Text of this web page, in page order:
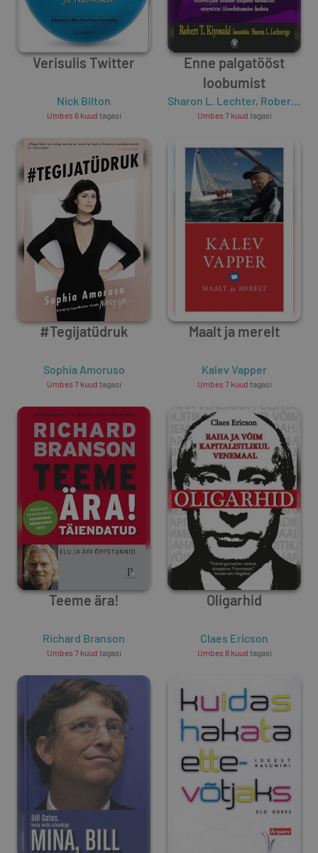
Verisulis Twitter
Nick Bilton
Umbes 6 kuud tagasi
Enne palgatööst
loobumist
Sharon L. Lechter, Robert T. Kiyosaki
Umbes 7 kuud tagasi
#Tegijatüdruk
Sophia Amoruso
Umbes 7 kuud tagasi
Maalt ja merelt
Kalev Vapper
Umbes 7 kuud tagasi
Teeme ära!
Richard Branson
Umbes 7 kuud tagasi
Oligarhid
Claes Ericson
Umbes 8 kuud tagasi